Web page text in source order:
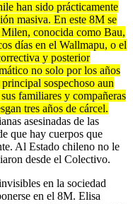
han sido prácticamente
masiva. En este 8M se
conocida como Bau,
días en el Wallmapu, o el
y posterior
no solo por los años
sospechoso aun
familiares y compañeras
tres años de cárcel.
asesinadas de las
que hay cuerpos que
Al Estado chileno no le
desde el Colectivo.
en la sociedad
en el 8M. Elisa